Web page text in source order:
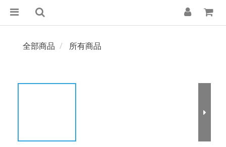
全部商品 所有商品